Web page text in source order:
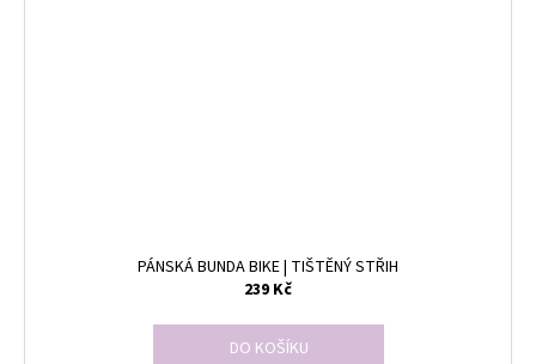
PÁNSKÁ BUNDA BIKE | TIŠTĚNÝ STŘIH
239 Kč
DO KOŠÍKU